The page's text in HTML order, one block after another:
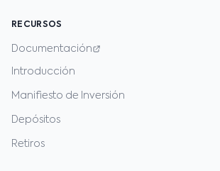
RECURSOS
Documentación
Introducción
Manifiesto de Inversión
Depósitos
Retiros